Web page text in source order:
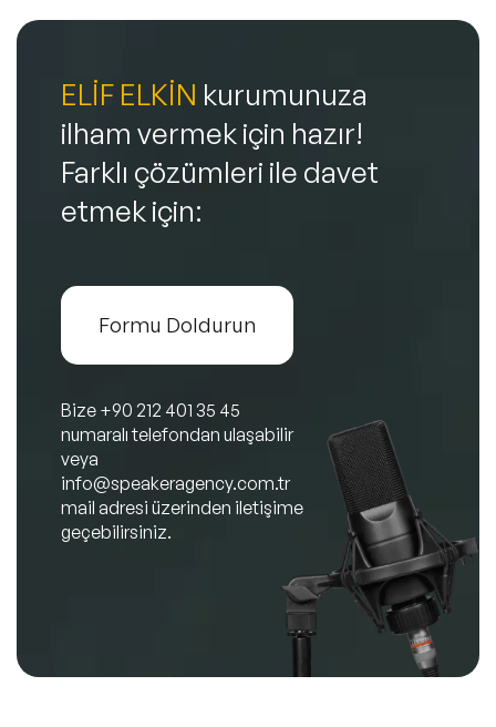
ELİF ELKİN kurumunuza
ilham vermek için hazır!
Farklı çözümleri ile davet
etmek için:
Formu Doldurun
Bize +90 212 401 35 45
numaralı telefondan ulaşabilir
veya
info@speakeragency.com.tr
mail adresi üzerinden iletişime
geçebilirsiniz.